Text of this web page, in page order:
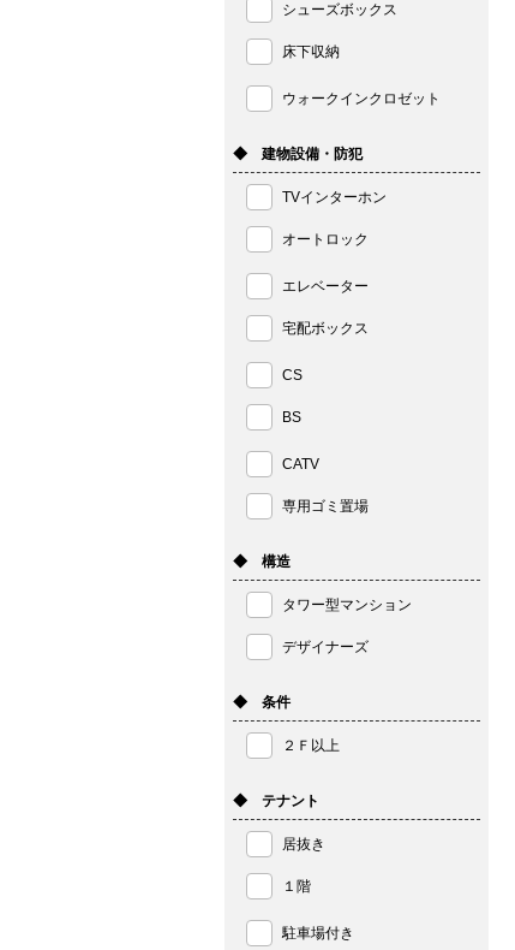
シューズボックス
床下収納
ウォークインクロゼット
◆ 建物設備・防犯
TVインターホン
オートロック
エレベーター
宅配ボックス
CS
BS
CATV
専用ゴミ置場
◆ 構造
タワー型マンション
デザイナーズ
◆ 条件
２Ｆ以上
◆ テナント
居抜き
１階
駐車場付き